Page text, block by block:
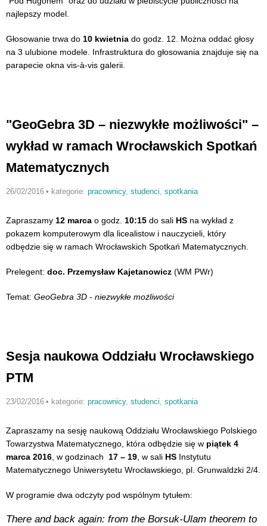
najlepszy model.
Głosowanie trwa do 10 kwietnia do godz. 12. Można oddać głosy
na 3 ulubione modele. Infrastruktura do głosowania znajduje się na
parapecie okna vis-à-vis galerii.
"GeoGebra 3D – niezwykłe możliwości" –
wykład w ramach Wrocławskich Spotkań
Matematycznych
26/02/2016 • kategorie: pracownicy, studenci, spotkania
Zapraszamy 12 marca o godz. 10:15 do sali HS na wykład z
pokazem komputerowym dla licealistow i nauczycieli, który
odbędzie się w ramach Wrocławskich Spotkań Matematycznych.
Prelegent: doc. Przemysław Kajetanowicz (WM PWr)
Temat: GeoGebra 3D - niezwykłe możliwości
Sesja naukowa Oddziału Wrocławskiego
PTM
23/02/2016 • kategorie: pracownicy, studenci, spotkania
Zapraszamy na sesję naukową Oddziału Wrocławskiego Polskiego
Towarzystwa Matematycznego, która odbędzie się w piątek 4
marca 2016 , w godzinach 17 – 19 , w sali HS Instytutu
Matematycznego Uniwersytetu Wrocławskiego, pl. Grunwaldzki 2/4.
W programie dwa odczyty pod wspólnym tytułem:
There and back again: from the Borsuk-Ulam theorem to